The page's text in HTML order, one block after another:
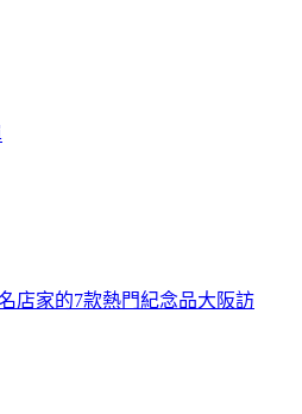
店家的7款熱門紀念品大阪訪